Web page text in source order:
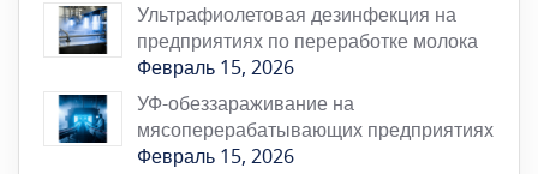
Ультрафиолетовая дезинфекция на
предприятиях по переработке молока
Февраль 15, 2026
УФ-обеззараживание на
мясоперерабатывающих предприятиях
Февраль 15, 2026